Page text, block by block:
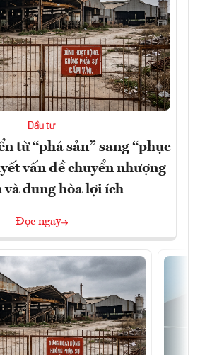
Đầu tư
từ “phá sản” sang “phục
vấn đề chuyển nhượng
và dung hòa lợi ích
Đọc ngay